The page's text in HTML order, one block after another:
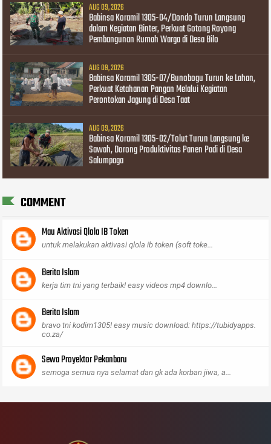
AUG 09, 2026
Babinsa Koramil 1305-04/Dondo Turun Langsung
dalam Kegiatan Binter, Perkuat Gotong Royong
Pembangunan Rumah Warga di Desa Bilo
AUG 09, 2026
Babinsa Koramil 1305-07/Bunobogu Turun ke Lahan,
Perkuat Ketahanan Pangan Melalui Kegiatan
Perontokan Jagung di Desa Taat
AUG 09, 2026
Babinsa Koramil 1305-02/Tolut Turun Langsung ke
Sawah, Dorong Produktivitas Panen Padi di Desa
Salumpaga
COMMENT
Mau Aktivasi Qlola IB Token
untuk melakukan aktivasi qlola ib token (soft toke...
Berita Islam
kerja tim tni yang terbaik! easy videos mp4 downlo...
Berita Islam
bravo tni kodim1305! easy music download: https://tubidyapps.
co.za/
Sewa Proyektor Pekanbaru
semoga semua nya selamat dan gk ada korban jiwa, a...